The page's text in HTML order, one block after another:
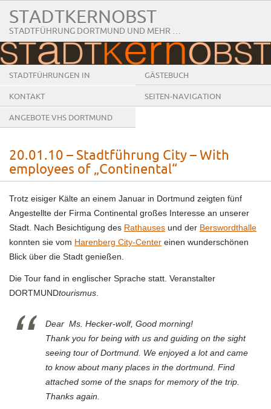
STADTKERNOBST
STADTFÜHRUNG DORTMUND UND MEHR …
STADTFÜHRUNGEN IN
DORTMUND
GÄSTEBUCH
KONTAKT SEITEN-NAVIGATION
ANGEBOTE VHS DORTMUND
20.01.10 – Stadtführung City – With
employees of „Continental“
Trotz eisiger Kälte an einem Januar in Dortmund zeigten fünf
Angestellte der Firma Continental großes Interesse an unserer
Stadt. Nach Besichtigung des Rathauses und der Berswordthalle
konnten sie vom Harenberg City-Center einen wunderschönen
Blick über die Stadt genießen.
Die Tour fand in englischer Sprache statt. Veranstalter
DORTMUNDtourismus.
Dear Ms. Hecker-wolf, Good morning!
Thank you for being with us and guiding on the sight
seeing tour of Dortmund. We enjoyed a lot and came
to know about many places in the dortmund. Find
attached some of the snaps for memory of the trip.
Thanks again.